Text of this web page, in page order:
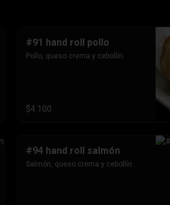
#91 hand roll pollo
Pollo, queso crema y cebollín.
$4.100
#94 hand roll salmón
Salmón, queso crema y cebollín.